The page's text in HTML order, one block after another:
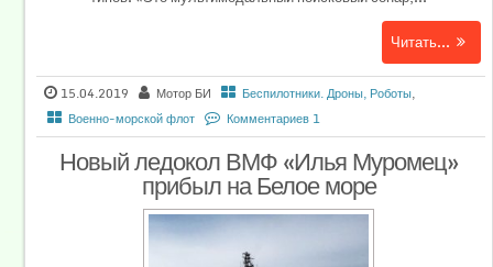
Читать...
15.04.2019 Мотор БИ Беспилотники. Дроны, Роботы,
Военно-морской флот
Комментариев 1
Новый ледокол ВМФ «Илья Муромец»
прибыл на Белое море